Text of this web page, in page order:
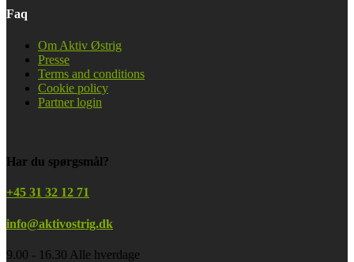
Faq
Om Aktiv Østrig
Presse
Terms and conditions
Cookie policy
Partner login
Har du spørgsmål?
+45 31 32 12 71
info@aktivostrig.dk
9.00 - 16.30 Alle hverdage